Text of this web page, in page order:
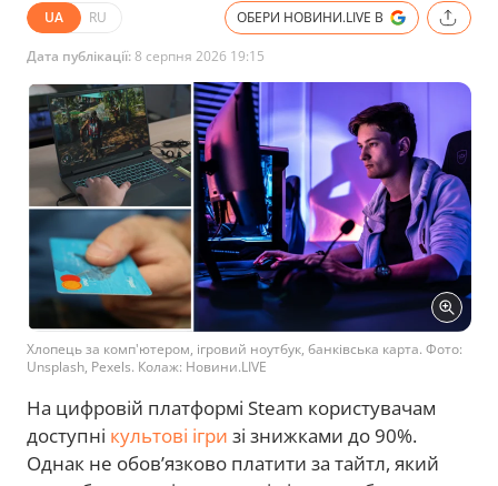
UA RU ОБЕРИ НОВИНИ.LIVE В
Дата публікації:8 серпня 2026 19:15
Хлопець за комп'ютером, ігровий ноутбук, банківська карта. Фото:
Unsplash, Pexels. Колаж: Новини.LIVE
На цифровій платформі Steam користувачам
доступні культові ігри зі знижками до 90%.
Однак не обов’язково платити за тайтл, який